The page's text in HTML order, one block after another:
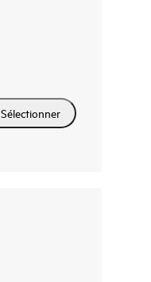
Sélectionner